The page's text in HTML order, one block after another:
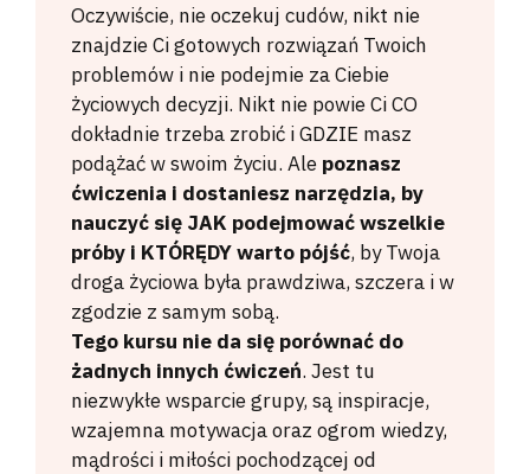
Oczywiście, nie oczekuj cudów, nikt nie
znajdzie Ci gotowych rozwiązań Twoich
problemów i nie podejmie za Ciebie
życiowych decyzji. Nikt nie powie Ci CO
dokładnie trzeba zrobić i GDZIE masz
podążać w swoim życiu. Ale poznasz
ćwiczenia i dostaniesz narzędzia, by
nauczyć się JAK podejmować wszelkie
próby i KTÓRĘDY warto pójść, by Twoja
droga życiowa była prawdziwa, szczera i w
zgodzie z samym sobą.
Tego kursu nie da się porównać do
żadnych innych ćwiczeń. Jest tu
niezwykłe wsparcie grupy, są inspiracje,
wzajemna motywacja oraz ogrom wiedzy,
mądrości i miłości pochodzącej od